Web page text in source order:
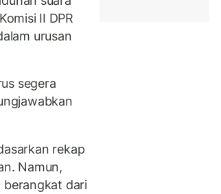
II DPR
urusan
segera
rekap
Namun,
berangkat dari